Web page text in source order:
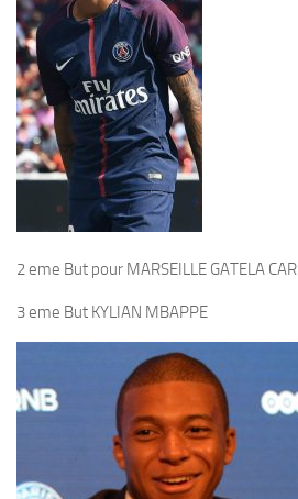
2 eme But pour MARSEILLE GATELA CAR
3 eme But KYLIAN MBAPPE